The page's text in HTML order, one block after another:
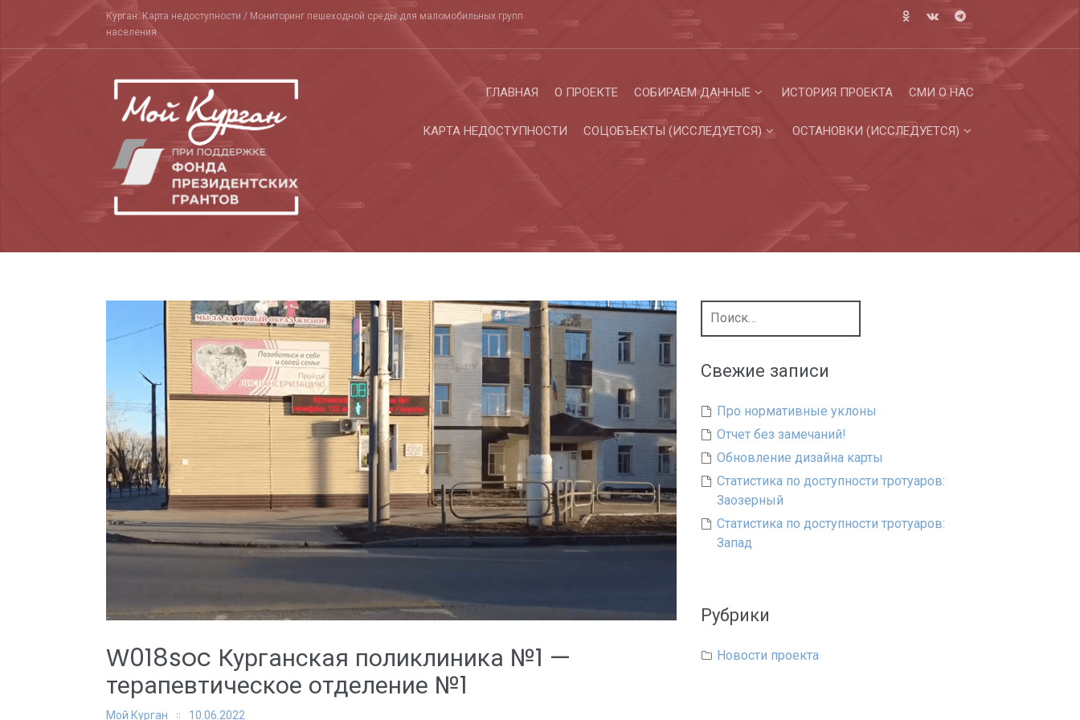
content
Курган: Карта недоступности / Мониторинг пешеходной среды для маломобильных групп
населения
ГЛАВНАЯ О ПРОЕКТЕ СОБИРАЕМ ДАННЫЕ ИСТОРИЯ ПРОЕКТА СМИ О НАС
КАРТА НЕДОСТУПНОСТИ СОЦОБЪЕКТЫ (ИССЛЕДУЕТСЯ) ОСТАНОВКИ (ИССЛЕДУЕТСЯ)
W018soc Курганская поликлиника №1 —
терапевтическое отделение №1
Мой Курган 10.06.2022
Свежие записи
Про нормативные уклоны
Отчет без замечаний!
Обновление дизайна карты
Статистика по доступности тротуаров:
Заозерный
Статистика по доступности тротуаров:
Запад
Рубрики
Новости проекта